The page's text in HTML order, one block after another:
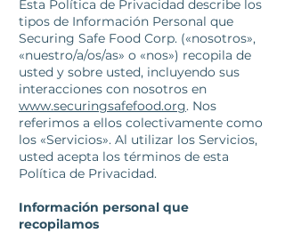
Esta Política de Privacidad describe los
tipos de Información Personal que
Securing Safe Food Corp. («nosotros»,
«nuestro/a/os/as» o «nos») recopila de
usted y sobre usted, incluyendo sus
interacciones con nosotros en
www.securingsafefood.org. Nos
referimos a ellos colectivamente como
los «Servicios». Al utilizar los Servicios,
usted acepta los términos de esta
Política de Privacidad.
Información personal que
recopilamos